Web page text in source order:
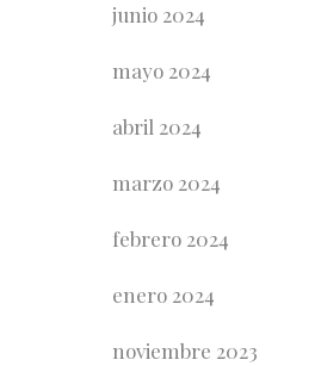
junio 2024
mayo 2024
abril 2024
marzo 2024
febrero 2024
enero 2024
noviembre 2023